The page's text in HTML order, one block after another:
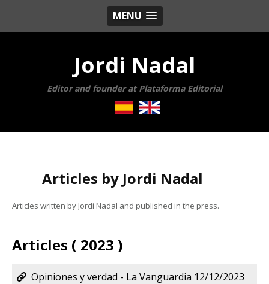
MENU
Jordi Nadal
Editor and founder at Plataforma Editorial
Articles by Jordi Nadal
Articles written by Jordi Nadal and published in the press.
Articles ( 2023 )
Opiniones y verdad - La Vanguardia 12/12/2023